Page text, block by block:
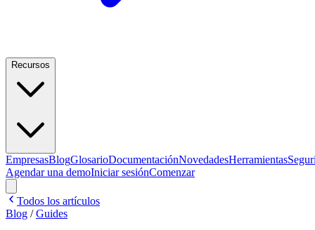
Recursos
EmpresasBlogGlosarioDocumentaciónNovedadesHerramientas
Agendar una demoIniciar sesiónComenzar
Todos los artículos
Blog /Guides